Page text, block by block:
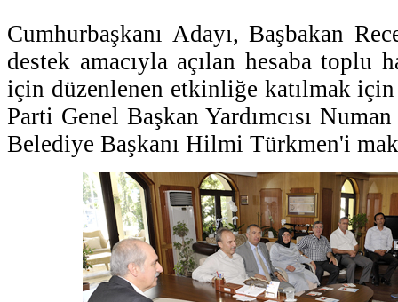
Cumhurbaşkanı Adayı, Başbakan
destek amacıyla açılan hesaba toplu
için düzenlenen etkinliğe katılmak
Parti Genel Başkan Yardımcısı
Belediye Başkanı Hilmi Türkmen'i